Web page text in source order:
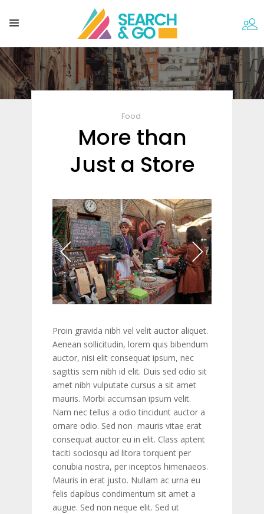
Food
More than
Just a Store
Proin gravida nibh vel velit auctor aliquet.
Aenean sollicitudin, lorem quis bibendum
auctor, nisi elit consequat ipsum, nec
sagittis sem nibh id elit. Duis sed odio sit
amet nibh vulputate cursus a sit amet
mauris. Morbi accumsan ipsum velit.
Nam nec tellus a odio tincidunt auctor a
ornare odio. Sed non mauris vitae erat
consequat auctor eu in elit. Class aptent
taciti sociosqu ad litora torquent per
conubia nostra, per inceptos himenaeos.
Mauris in erat justo. Nullam ac urna eu
felis dapibus condimentum sit amet a
augue. Sed non neque elit. Sed ut